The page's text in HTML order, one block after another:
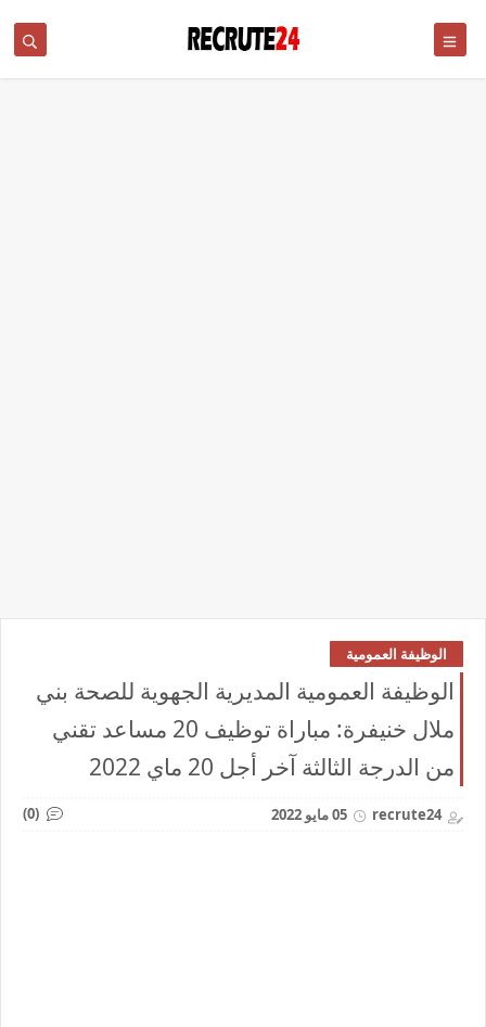
الوظيفة العمومية
الوظيفة العمومية المديرية الجهوية للصحة بني
ملال خنيفرة: مباراة توظيف 20 مساعد تقني
من الدرجة الثالثة آخر أجل 20 ماي 2022
recrute24 05 مايو 2022 (0)